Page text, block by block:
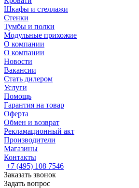
Шкафы и стеллажи
Стенки
Тумбы и полки
Модульные прихожие
О компании
О компании
Новости
Вакансии
Стать дилером
Услуги
Помощь
Гарантия на товар
Оферта
Обмен и возврат
Рекламационный акт
Производители
Магазины
Контакты
+7 (495) 108 7546
Заказать звонок
Задать вопрос